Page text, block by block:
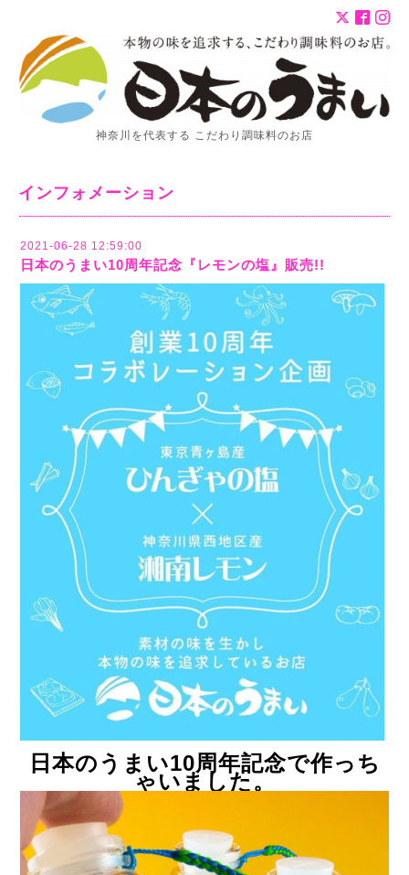
神奈川を代表する こだわり調味料のお店
インフォメーション
2021-06-28 12:59:00
日本のうまい10周年記念『レモンの塩』販売!!
日本のうまい10周年記念で作っち
ゃいました。